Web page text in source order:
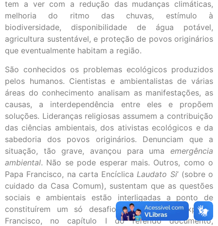
tem a ver com a redução das mudanças climáticas,
melhoria do ritmo das chuvas, estímulo à
biodiversidade, disponibilidade de água potável,
agricultura sustentável, e proteção de povos originários
que eventualmente habitam a região.
São conhecidos os problemas ecológicos produzidos
pelos humanos. Cientistas e ambientalistas de várias
áreas do conhecimento analisam as manifestações, as
causas, a interdependência entre eles e propõem
soluções. Lideranças religiosas assumem a contribuição
das ciências ambientais, dos ativistas ecológicos e da
sabedoria dos povos originários. Denunciam que a
situação, tão grave, avançou para uma emergência
ambiental. Não se pode esperar mais. Outros, como o
Papa Francisco, na carta Encíclica Laudato Si’ (sobre o
cuidado da Casa Comum), sustentam que as questões
sociais e ambientais estão interligadas a ponto de
constituírem um só desafio. Auxiliado por experts,
Francisco, no capítulo I do referido documento,